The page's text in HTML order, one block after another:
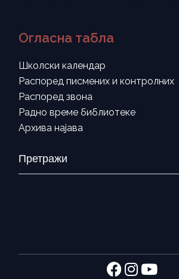
Огласна табла
Школски календар
Распоред писмених и контролних
Распоред звона
Радно време библиотеке
Архива најава
Search
for: